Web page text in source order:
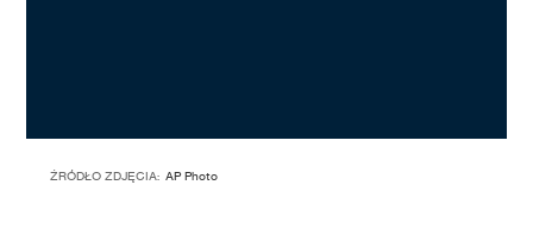
ŹRÓDŁO ZDJĘCIA: AP Photo